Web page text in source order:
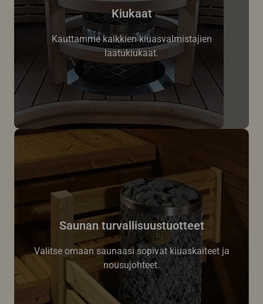
Kiukaat
Kauttamme kaikkien kiuasvalmistajien
laatukiukaat.
Saunan turvallisuustuotteet
Valitse omaan saunaasi sopivat kiuaskaiteet ja
nousujohteet.